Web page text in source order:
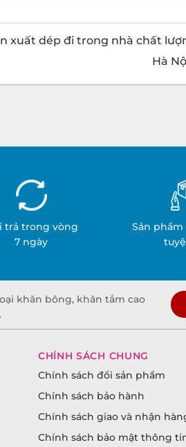
xuất dép đi trong nhà chất
Hà
trả trong vòng
7 ngày
Sản
khăn bông, khăn tắm cao
CHÍNH SÁCH CHUNG
Chính sách đổi sản phẩm
Chính sách bảo hành
Chính sách giao và nhận
Chính sách bảo mật thông